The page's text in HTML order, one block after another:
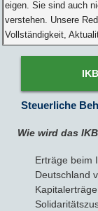
eigen. Sie sind auch
verstehen. Unsere
Vollständigkeit,
Steuerliche
Wie wird das
Erträge beim
Deutschland